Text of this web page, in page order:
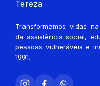
Transformamos vidas
da assistência social,
pessoas vulneráveis e
1991.